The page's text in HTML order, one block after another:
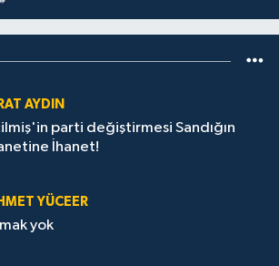
AYDIN
parti değiştirmesi Sandığın
İhanet!
YÜCEER
yok